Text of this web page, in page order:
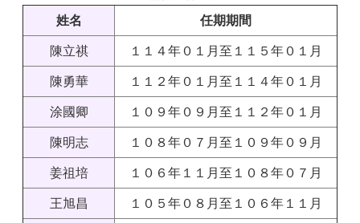
姓名
任期期間
陳立祺 １１４年０１月至１１５年０１月
陳勇華 １１２年０１月至１１４年０１月
涂國卿 １０９年０９月至１１２年０１月
陳明志 １０８年０７月至１０９年０９月
姜祖培 １０６年１１月至１０８年０７月
王旭昌 １０５年０８月至１０６年１１月